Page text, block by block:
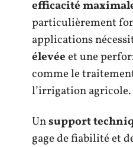
efficacité
particulièrement
applications
élevéeet une
comme le
l’irrigation agricole.
Unsupport
gage de fiabilité et